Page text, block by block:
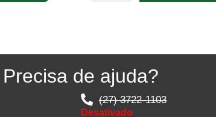
Precisa de ajuda?
(27) 3722-1103
Desativado